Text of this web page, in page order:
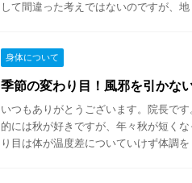
して間違った考えではないのですが、
身体について
季節の変わり目！風邪を引かな
いつもありがとうございます。院長で
的には秋が好きですが、年々秋が短く
り目は体が温度差についていけず体調を